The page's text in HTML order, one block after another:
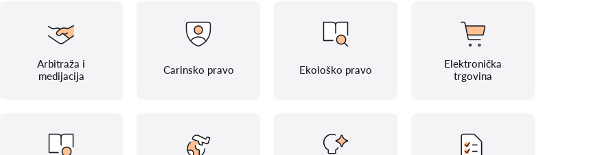
Arbitraža i
medijacija
Carinsko pravo Ekološko pravo
Elektronička
trgovina